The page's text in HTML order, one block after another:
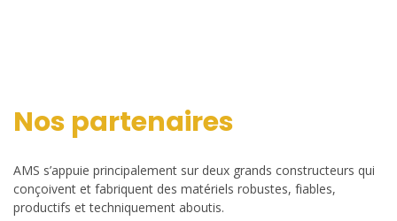
Nos partenaires
AMS s’appuie principalement sur deux grands constructeurs qui
conçoivent et fabriquent des matériels robustes, fiables,
productifs et techniquement aboutis.